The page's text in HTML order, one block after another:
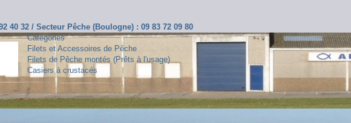
40 32 / Secteur Pêche (Boulogne) : 09 83 72 09 80
Catégories
Filets et Accessoires de Pêche
Filets de Pêche montés (Prêts à l'usage)
Casiers à crustacés